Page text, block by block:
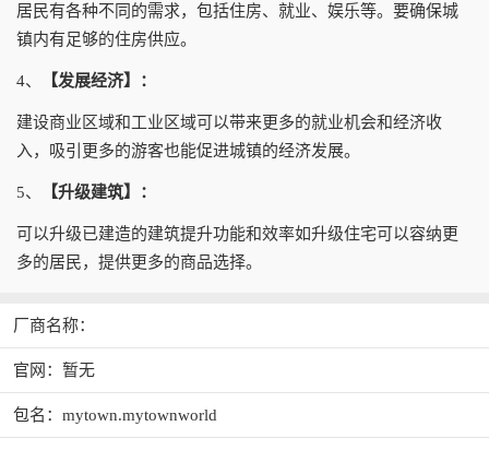
居民有各种不同的需求，包括住房、就业、娱乐等。要确保城
镇内有足够的住房供应。
4、 【发展经济】：
建设商业区域和工业区域可以带来更多的就业机会和经济收
入，吸引更多的游客也能促进城镇的经济发展。
5、 【升级建筑】：
可以升级已建造的建筑提升功能和效率如升级住宅可以容纳更
多的居民，提供更多的商品选择。
厂商名称：
官网：暂无
包名：mytown.mytownworld